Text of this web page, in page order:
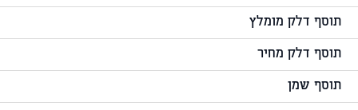
תוסף דלק מומלץ
תוסף דלק מחיר
תוסף שמן